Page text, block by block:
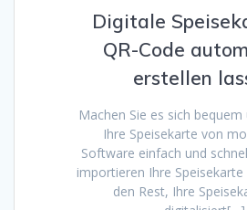
Digitale
QR-Code
erstellen
Machen Sie es sich bequem
Ihre Speisekarte von
Software einfach und
importieren Ihre
den Rest, Ihre